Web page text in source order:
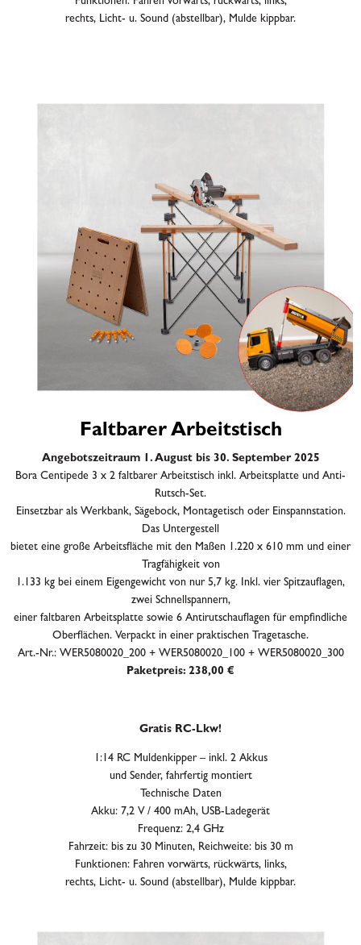
rechts, Licht- u. Sound (abstellbar), Mulde kippbar.
Faltbarer Arbeitstisch
Angebotszeitraum 1. August bis 30. September 2025
Bora Centipede 3 x 2 faltbarer Arbeitstisch inkl. Arbeitsplatte und Anti-
Rutsch-Set.
Einsetzbar als Werkbank, Sägebock, Montagetisch oder Einspannstation.
Das Untergestell
bietet eine große Arbeitsfläche mit den Maßen 1.220 x 610 mm und einer
Tragfähigkeit von
1.133 kg bei einem Eigengewicht von nur 5,7 kg. Inkl. vier Spitzauflagen,
zwei Schnellspannern,
einer faltbaren Arbeitsplatte sowie 6 Antirutschauflagen für empfindliche
Oberflächen. Verpackt in einer praktischen Tragetasche.
Art.-Nr.: WER5080020_200 + WER5080020_100 + WER5080020_300
Paketpreis: 238,00 €
Gratis RC-Lkw!
1:14 RC Muldenkipper – inkl. 2 Akkus
und Sender, fahrfertig montiert
Technische Daten
Akku: 7,2 V / 400 mAh, USB-Ladegerät
Frequenz: 2,4 GHz
Fahrzeit: bis zu 30 Minuten, Reichweite: bis 30 m
Funktionen: Fahren vorwärts, rückwärts, links,
rechts, Licht- u. Sound (abstellbar), Mulde kippbar.